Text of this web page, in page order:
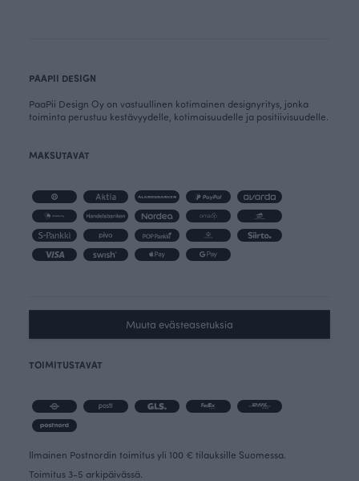
PAAPII DESIGN
PaaPii Design Oy on vastuullinen kotimainen designyritys, jonka
toiminta perustuu kestävyydelle, kotimaisuudelle ja positiivisuudelle.
MAKSUTAVAT
Muuta evästeasetuksia
TOIMITUSTAVAT
Ilmainen Postnordin toimitus yli 100 € tilauksille Suomessa.
Toimitus 3-5 arkipäivässä.